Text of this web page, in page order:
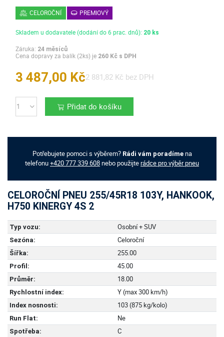
CELOROČNÍ PREMIOVÝ
Skladem u dodavatele (dodání do 6 prac. dnů): 20 ks
Záruka: 24 měsíců
Cena dopravy za balík (2ks) je 260 Kč s DPH
3 487,00 Kč2 881,82 Kč bez DPH
Počet Přidat do košíku
Potřebujete pomoci s výběrem? Rádi vám poradímena
telefonu+420 777 339 608nebo použijterádce pro výběr pneu
CELOROČNÍ PNEU 255/45R18 103Y, HANKOOK,
H750 KINERGY 4S 2
Typ vozu: Osobní + SUV
Sezóna: Celoroční
Šířka: 255.00
Profil: 45.00
Průměr: 18.00
Rychlostní index: Y (max 300 km/h)
Index nosnosti: 103 (875 kg/kolo)
Run Flat: Ne
Spotřeba: C